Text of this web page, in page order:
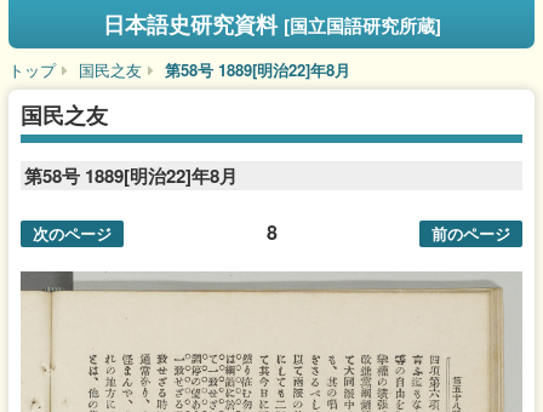
日本語史研究資料 [国立国語研究所蔵]
トップ 国民之友 第58号 1889[明治22]年8月
国民之友
第58号 1889[明治22]年8月
8
次のページ 前のページ